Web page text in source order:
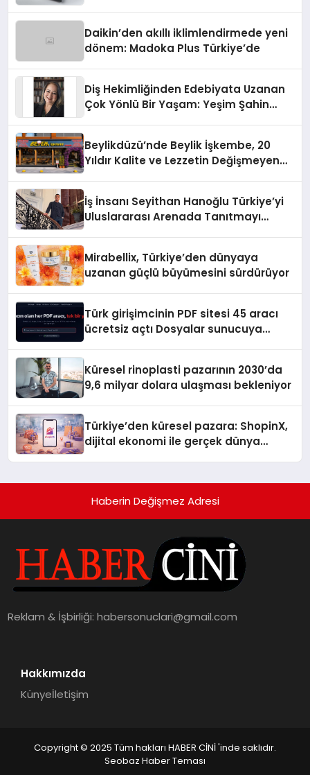
Daikin’den akıllı iklimlendirmede yeni
dönem: Madoka Plus Türkiye’de
Diş Hekimliğinden Edebiyata Uzanan
Çok Yönlü Bir Yaşam: Yeşim Şahin
Beylikdüzü’nde Beylik İşkembe, 20
Yıldır Kalite ve Lezzetin Değişmeyen
İş İnsanı Seyithan Hanoğlu Türkiye’yi
Uluslararası Arenada Tanıtmayı
Mirabellix, Türkiye’den dünyaya
uzanan güçlü büyümesini sürdürüyor
Türk girişimcinin PDF sitesi 45 aracı
ücretsiz açtı Dosyalar sunucuya
Küresel rinoplasti pazarının 2030’da
9,6 milyar dolara ulaşması bekleniyor
Türkiye’den küresel pazara: ShopinX,
dijital ekonomi ile gerçek dünya
Haberin Değişmez Adresi
Reklam & İşbirliği:habersonuclari@gmail.com
Hakkımızda
Künyeİletişim
Copyright © 2025 Tüm hakları HABER CİNİ 'inde saklıdır.
Seobaz Haber Teması